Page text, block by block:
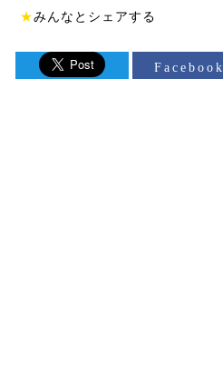
★みんなとシェアする
Facebook